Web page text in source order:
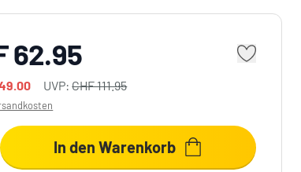
62.95
UVP:CHF 111.95
In den Warenkorb